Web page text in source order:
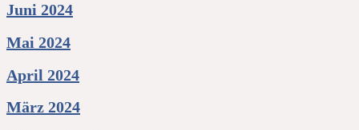
Juni 2024
Mai 2024
April 2024
März 2024